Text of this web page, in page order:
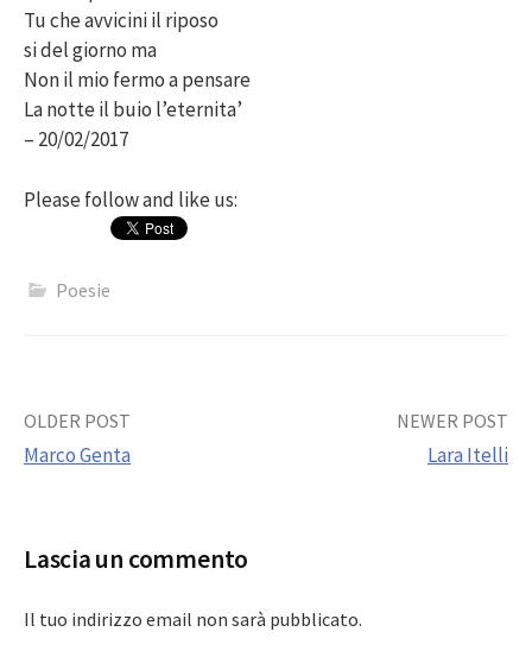
Tu che avvicini il riposo
si del giorno ma
Non il mio fermo a pensare
La notte il buio l’eternita’
– 20/02/2017
Please follow and like us:
Poesie
Post
OLDER POST
Marco Genta
NEWER POST
Lara Itelli
Lascia un commento
Il tuo indirizzo email non sarà pubblicato.